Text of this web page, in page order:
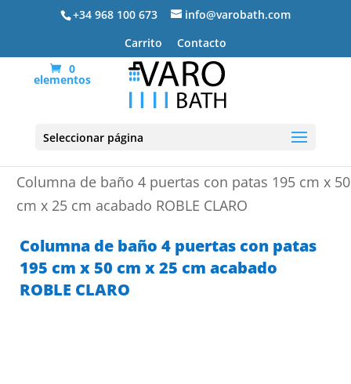
+34 968 100 673
info@varobath.com
Carrito
Contacto
0
elementos
Seleccionar página
Columna de baño 4 puertas con patas 195 cm x 50
cm x 25 cm acabado ROBLE CLARO
Columna de baño 4 puertas con patas
195 cm x 50 cm x 25 cm acabado
ROBLE CLARO